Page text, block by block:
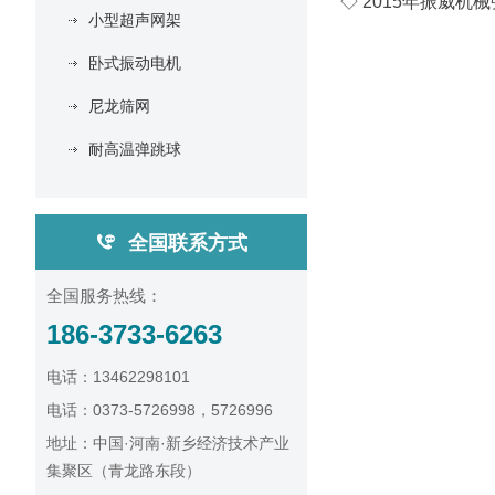
小型超声网架
卧式振动电机
尼龙筛网
耐高温弹跳球
全国联系方式
全国服务热线：
186-3733-6263
电话：13462298101
电话：0373-5726998，5726996
地址：中国·河南·新乡经济技术产业
集聚区（青龙路东段）